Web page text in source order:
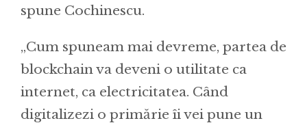
spune Cochinescu.
„Cum spuneam mai devreme, partea de
blockchain va deveni o utilitate ca
internet, ca electricitatea. Când
digitalizezi o primărie îi vei pune un